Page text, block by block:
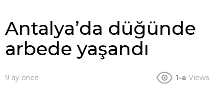
Antalya’da düğünde
arbede yaşandı
9 ay önce 1-e Views